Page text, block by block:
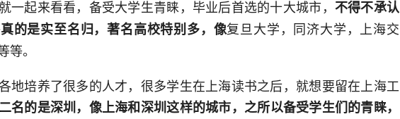
一起来看看，备受大学生青睐，毕业后首选的十大城市， 不得不承认
的是实至名归，著名高校特别多，像复旦大学，同济大学，上海交
等。
地培养了很多的人才，很多学生在上海读书之后，就想要留在上海工
名的是深圳，像上海和深圳这样的城市，之所以备受学生们的青睐，